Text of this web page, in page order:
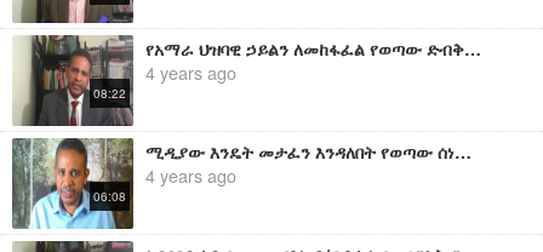
08:22
የአማራ ህዝባዊ ኃይልን ለመከፋፈል የወጣው ድብቅ ሰነድ - ኤርሚያስ ለገሰ
4 years ago
06:08
ሚዲያው እንዴት መታፈን እንዳለበት የወጣው ሰነድ - ኤርሚያስ ለገሰ
4 years ago